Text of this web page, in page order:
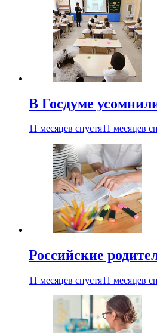
В Госдуме
11 месяцев спустя11 месяцев
Российские
11 месяцев спустя11 месяцев